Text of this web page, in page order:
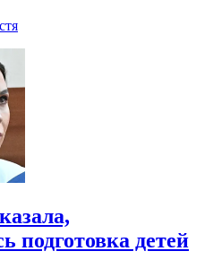
подготовка детей